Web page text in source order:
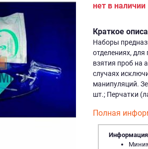
нет в наличии
Краткое
Наборы
отделениях,
взятия проб на
случаях
манипуляций.
шт.; Перчатки
Полная
Информация